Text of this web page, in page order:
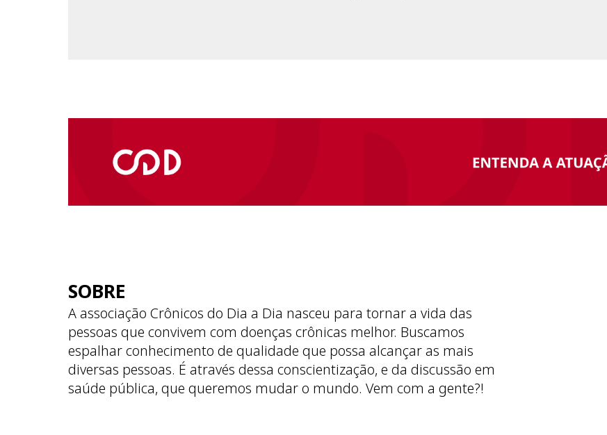
SOBRE
A associação Crônicos do Dia a Dia nasceu para tornar a vida das
pessoas que convivem com doenças crônicas melhor. Buscamos
espalhar conhecimento de qualidade que possa alcançar as mais
diversas pessoas. É através dessa conscientização, e da discussão em
saúde pública, que queremos mudar o mundo. Vem com a gente?!